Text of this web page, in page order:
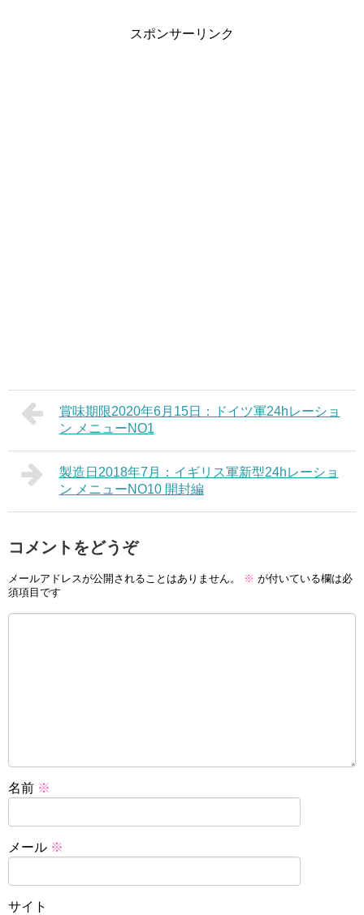
スポンサーリンク
賞味期限2020年6月15日：ドイツ軍24hレーショ
ン メニューNO1
製造日2018年7月：イギリス軍新型24hレーショ
ン メニューNO10 開封編
コメントをどうぞ
メールアドレスが公開されることはありません。 ※ が付いている欄は必
須項目です
名前 ※
メール ※
サイト